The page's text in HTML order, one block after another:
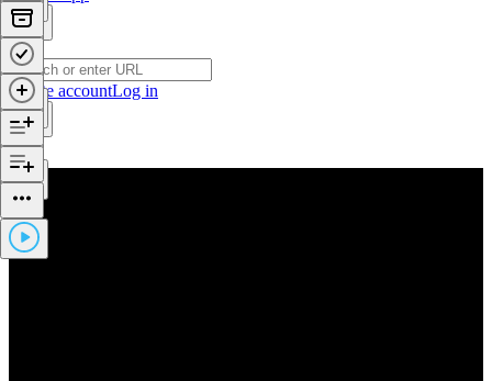
Create accountLog in